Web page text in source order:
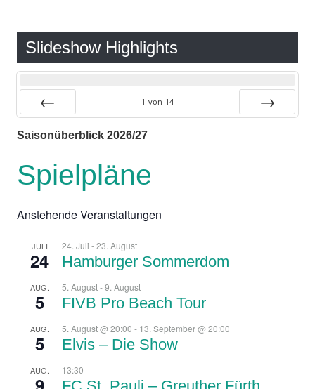
Slideshow Highlights
1 von 14
Saisonüberblick 2026/27
Spielpläne
Anstehende Veranstaltungen
JULI
24
24. Juli -23. August
Hamburger Sommerdom
AUG.
5
5. August-9. August
FIVB Pro Beach Tour
AUG.
5
5. August @ 20:00 - 13. September @ 20:00
Elvis – Die Show
AUG. 13:30